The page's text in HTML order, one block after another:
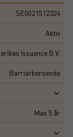
SE0021512324
Aktiv
Issuance B.V.
Barriärberoende
Max 5 år